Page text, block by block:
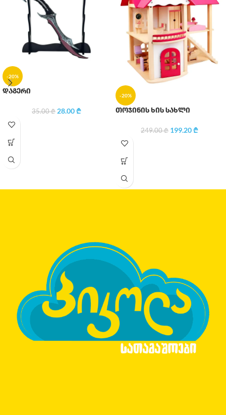
-20%
დაგერი
35.00₾ 28.00₾
-20%
თოჯინის ხის სახლი
249.00₾ 199.20₾